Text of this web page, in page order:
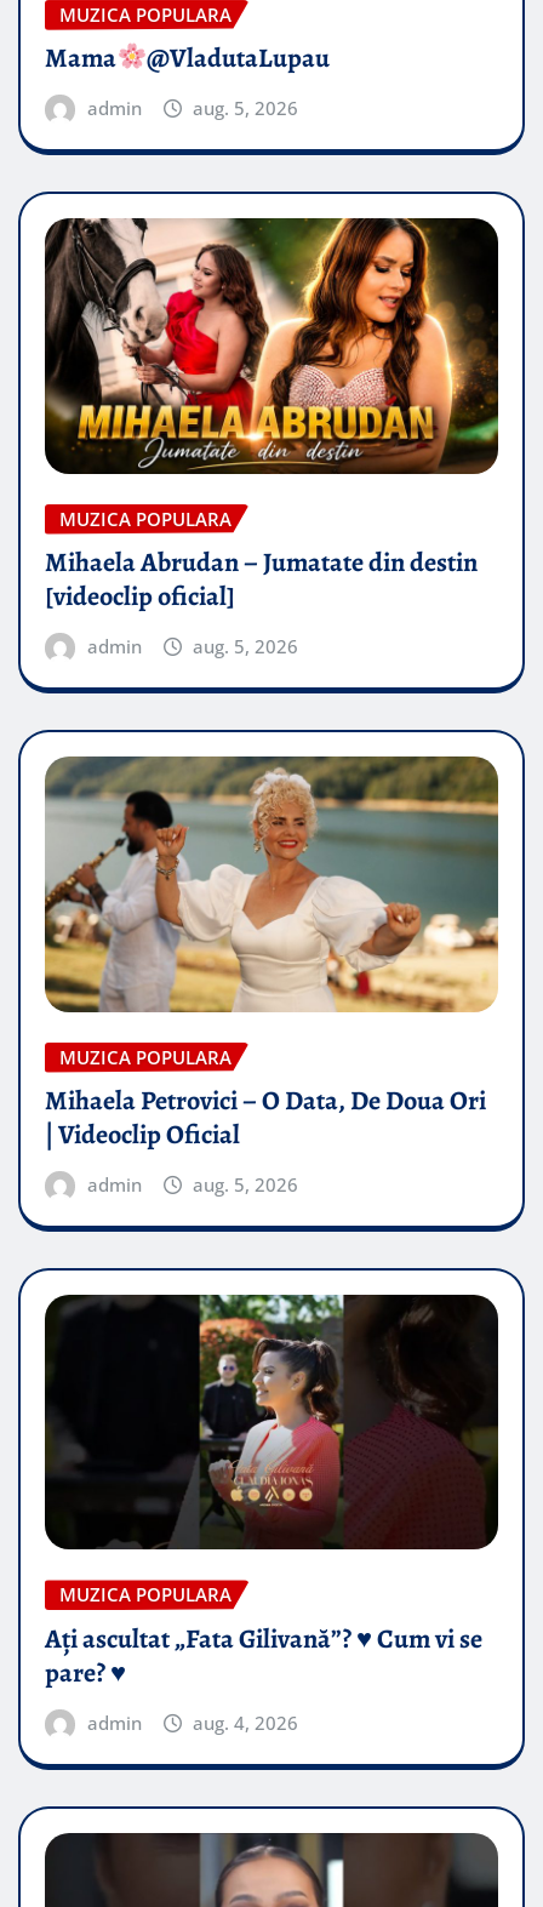
MUZICA POPULARA
Mama @VladutaLupau
admin aug. 5, 2026
MUZICA POPULARA
Mihaela Abrudan – Jumatate din destin
[videoclip oficial]
admin aug. 5, 2026
MUZICA POPULARA
Mihaela Petrovici – O Data, De Doua Ori
| Videoclip Oficial
admin aug. 5, 2026
MUZICA POPULARA
Ați ascultat „Fata Gilivană”? ♥️ Cum vi se
pare? ♥️
admin aug. 4, 2026